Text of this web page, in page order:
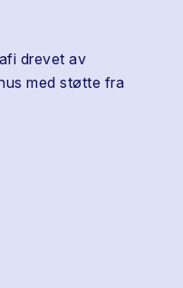
drevet av
med støtte fra